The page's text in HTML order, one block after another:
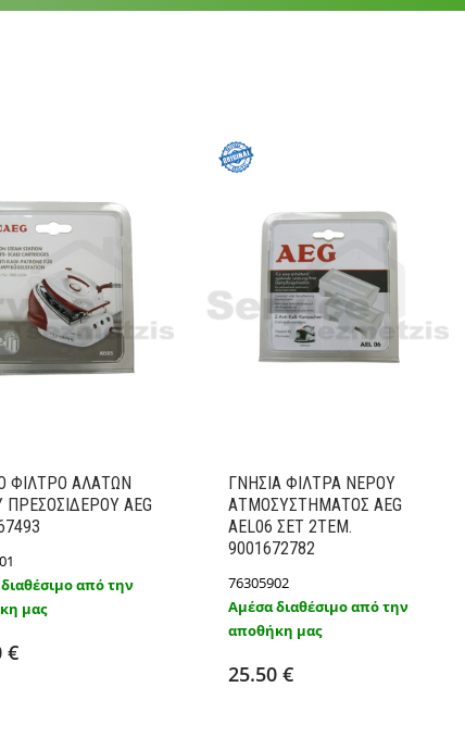
ΦΙΛΤΡΟ ΑΛΑΤΩΝ
AEG
από την
μας
€
στο καλάθι
ΓΝΗΣΙΑ ΦΙΛΤΡΑ ΝΕΡΟΥ
ΑΤΜΟΣΥΣΤΗΜΑΤΟΣ AEG
AEL06 ΣET 2TEM.
9001672782
76305902
Αμέσα διαθέσιμο από την
αποθήκη μας
25.50 €
Προσθήκη στο καλάθι